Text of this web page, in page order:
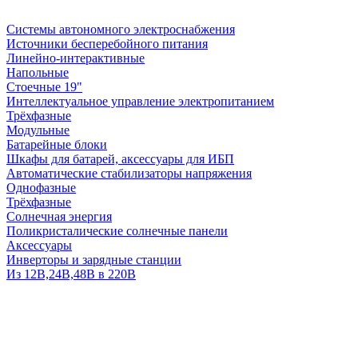
Системы автономного электроснабжения
Источники бесперебойного питания
Линейно-интерактивные
Напольные
Стоечные 19"
Интеллектуальное управление электропитанием
Трёхфазные
Модульные
Батарейные блоки
Шкафы для батарей, аксессуары для ИБП
Автоматические стабилизаторы напряжения
Однофазные
Трёхфазные
Солнечная энергия
Поликристалические солнечные панели
Аксессуары
Инверторы и зарядные станции
Из 12В,24В,48В в 220В